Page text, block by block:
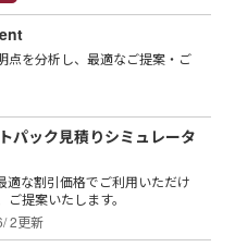
点を分析し、最適なご提案・ご
パック見積りシミュレータ
適な割引価格でご利用いただけ
提案いたします。
2更新